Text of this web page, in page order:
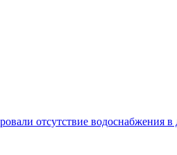
отсутствие водоснабжения